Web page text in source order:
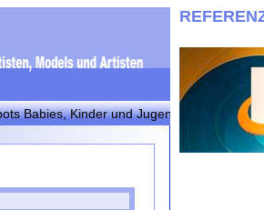
Kinder und Jugendliche! Bitte bei